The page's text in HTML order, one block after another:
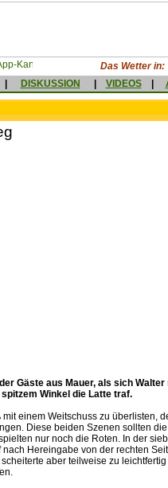
Das Wetter in:
DISKUSSION VIDEOS
Gäste aus Mauer, als sich Walter
Winkel die Latte traf.
einem Weitschuss zu überlisten,
Diese beiden Szenen sollten die
nur noch die Roten. In der
Hereingabe von der rechten
aber teilweise zu